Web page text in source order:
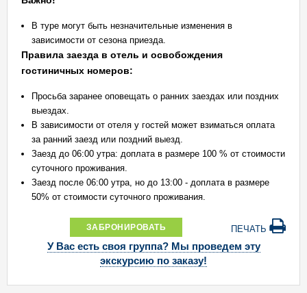
В туре могут быть незначительные изменения в
зависимости от сезона приезда.
Правила заезда в отель и освобождения
гостиничных номеров:
Просьба заранее оповещать о ранних заездах или поздних
выездах.
В зависимости от отеля у гостей может взиматься оплата
за ранний заезд или поздний выезд.
Заезд до 06:00 утра: доплата в размере 100 % от стоимости
суточного проживания.
Заезд после 06:00 утра, но до 13:00 - доплата в размере
50% от стоимости суточного проживания.
ЗАБРОНИРОВАТЬ ПЕЧАТЬ
У Вас есть своя группа? Мы проведем эту
экскурсию по заказу!